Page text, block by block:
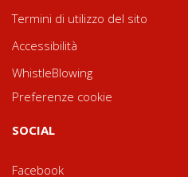
Termini di utilizzo del sito
Accessibilità
WhistleBlowing
Preferenze cookie
SOCIAL
Facebook